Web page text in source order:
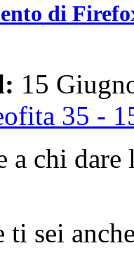
di
15
35 -
a chi dare
ti sei